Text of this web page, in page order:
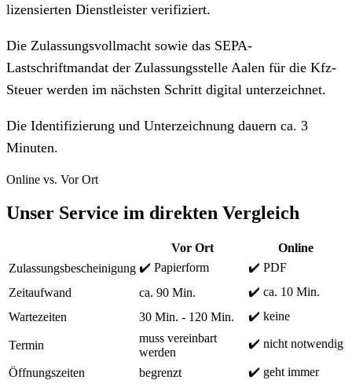
lizensierten Dienstleister verifiziert.
Die Zulassungsvollmacht sowie das SEPA-
Lastschriftmandat der Zulassungsstelle Aalen für die Kfz-
Steuer werden im nächsten Schritt digital unterzeichnet.
Die Identifizierung und Unterzeichnung dauern ca. 3
Minuten.
Online vs. Vor Ort
Unser Service im direkten Vergleich
Vor Ort
Online
Zulassungsbescheinigung ✔️ Papierform
✔️ PDF
Zeitaufwand
ca. 90 Min.
✔️ ca. 10 Min.
Wartezeiten
30 Min. - 120 Min. ✔️ keine
Termin
muss vereinbart
werden
✔️ nicht notwendig
Öffnungszeiten begrenzt ✔️ geht immer